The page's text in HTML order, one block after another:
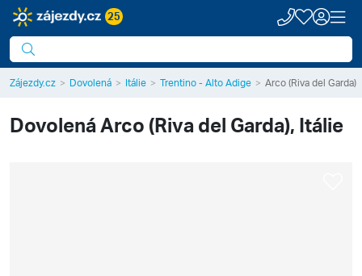
25
Zájezdy.cz Dovolená Itálie Trentino - Alto Adige Arco (Riva del Garda)
DovolenáArco (Riva del Garda), Itálie